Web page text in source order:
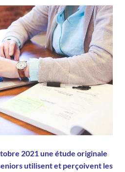
2021 une étude originale
utilisent et perçoivent les